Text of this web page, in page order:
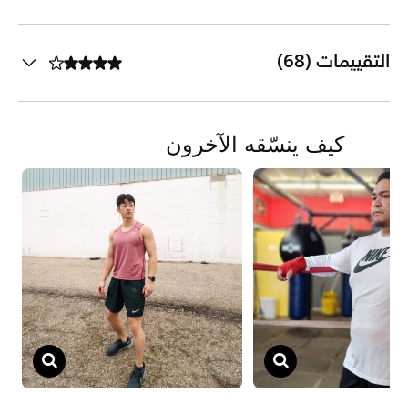
التقييمات (68)